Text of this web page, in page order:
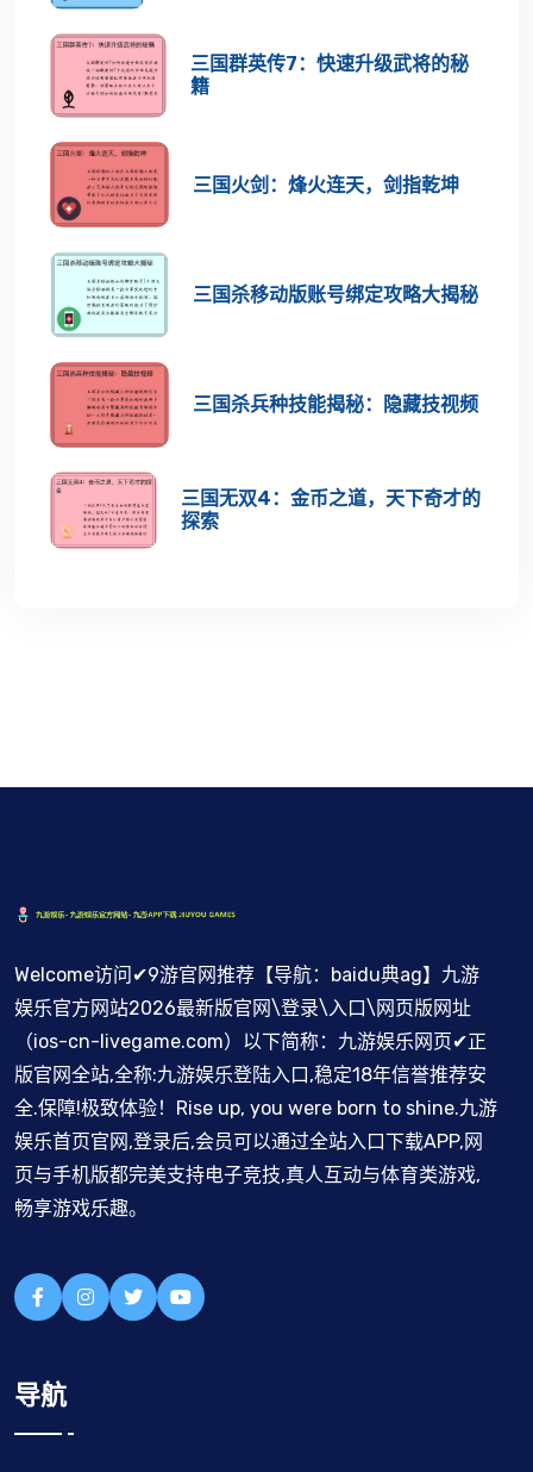
三国群英传7：快速升级武将的秘
籍
三国火剑：烽火连天，剑指乾坤
三国杀移动版账号绑定攻略大揭秘
三国杀兵种技能揭秘：隐藏技视频
三国无双4：金币之道，天下奇才的
探索
Welcome访问✔9游官网推荐【导航：baidu典ag】九游
娱乐官方网站2026最新版官网\登录\入口\网页版网址
（ios-cn-livegame.com）以下简称：九游娱乐网页✔正
版官网全站,全称:九游娱乐登陆入口,稳定18年信誉推荐安
全.保障!极致体验！Rise up, you were born to shine.九游
娱乐首页官网,登录后,会员可以通过全站入口下载APP,网
页与手机版都完美支持电子竞技,真人互动与体育类游戏,
畅享游戏乐趣。
导航